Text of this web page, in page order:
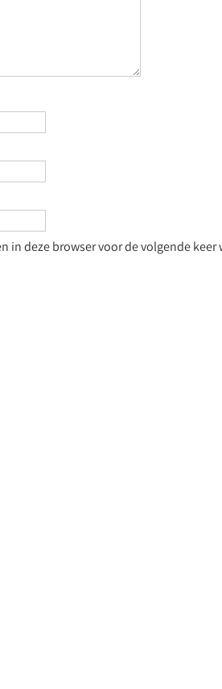
in deze browser voor de volgende